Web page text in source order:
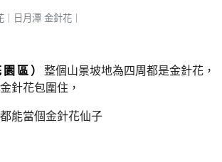
日月潭 金針花
區） 整個山景坡地為四周都是金針花，
針花包圍住，
能當個金針花仙子